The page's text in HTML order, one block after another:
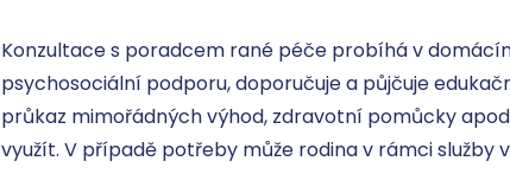
Konzultace s poradcem rané péče probíhá v
psychosociální podporu, doporučuje a půjčuje
průkaz mimořádných výhod, zdravotní pomůcky
využít. V případě potřeby může rodina v rámci